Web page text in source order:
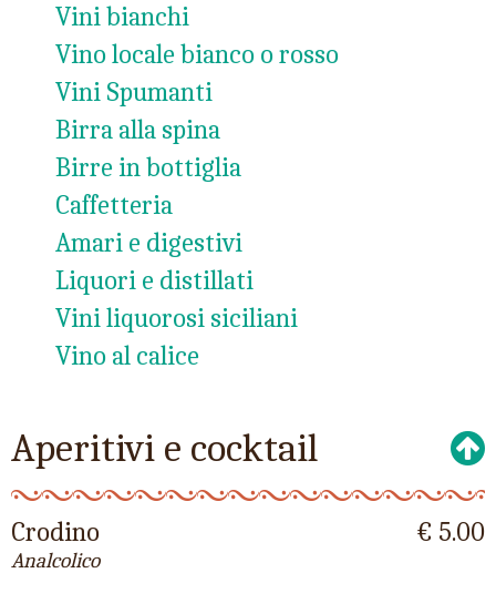
Vini bianchi
Vino locale bianco o rosso
Vini Spumanti
Birra alla spina
Birre in bottiglia
Caffetteria
Amari e digestivi
Liquori e distillati
Vini liquorosi siciliani
Vino al calice
Aperitivi e cocktail
Crodino
Analcolico
€ 5.00